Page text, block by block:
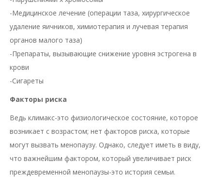
-Медицинское лечение (операции таза, хирургическое
удаление яичников, химиотерапия и лучевая терапия
органов малого таза)
-Препараты, вызывающие снижение уровня эстрогена в
крови
-Сигареты
Факторы риска
Ведь климакс-это физиологическое состояние, которое
возникает с возрастом; нет факторов риска, которые
могут вызвать менопаузу. Однако, следует иметь в виду,
что важнейшим фактором, который увеличивает риск
преждевременной менопаузы-это история семьи.